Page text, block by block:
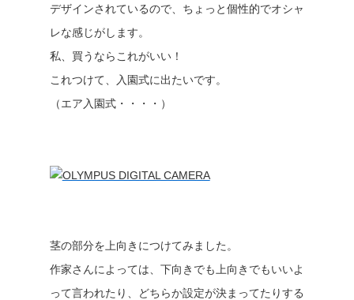
デザインされているので、ちょっと個性的でオシャ
レな感じがします。
私、買うならこれがいい！
これつけて、入園式に出たいです。
（エア入園式・・・・）
茎の部分を上向きにつけてみました。
作家さんによっては、下向きでも上向きでもいいよ
って言われたり、どちらか設定が決まってたりする